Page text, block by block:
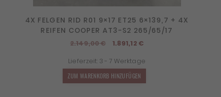
4X FELGEN RID R01 9×17 ET25 6×139,7 + 4X
REIFEN COOPER AT3-S2 265/65/17
2.149,00€
Ursprünglicher
war:
2.149,00 €
1.891,12 €Aktueller
ist:
Lieferzeit: 3 - 7 Werktage
ZUM WARENKORB HINZUFÜGEN